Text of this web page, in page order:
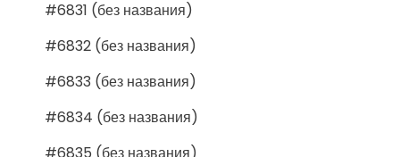
#6831 (без названия)
#6832 (без названия)
#6833 (без названия)
#6834 (без названия)
#6835 (без названия)